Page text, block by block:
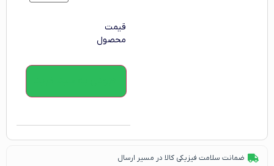
قیمت
محصول
ضمانت سلامت فیزیکی کالا در مسیر ارسال